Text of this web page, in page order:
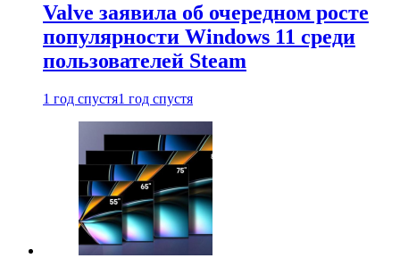
Valve заявила об очередном росте
популярности Windows 11 среди
пользователей Steam
1 год спустя1 год спустя